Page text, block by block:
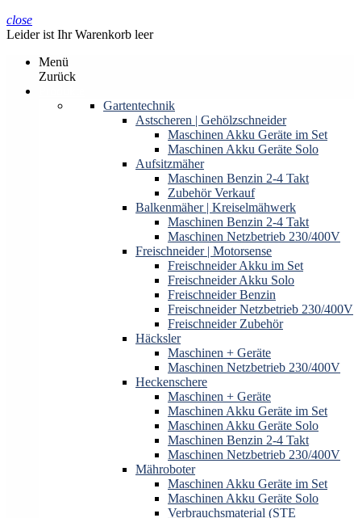
close
Leider ist Ihr Warenkorb leer
Menü
Zurück
Gartentechnik
Astscheren | Gehölzschneider
Maschinen Akku Geräte im Set
Maschinen Akku Geräte Solo
Aufsitzmäher
Maschinen Benzin 2-4 Takt
Zubehör Verkauf
Balkenmäher | Kreiselmähwerk
Maschinen Benzin 2-4 Takt
Maschinen Netzbetrieb 230/400V
Freischneider | Motorsense
Freischneider Akku im Set
Freischneider Akku Solo
Freischneider Benzin
Freischneider Netzbetrieb 230/400V
Freischneider Zubehör
Häcksler
Maschinen + Geräte
Maschinen Netzbetrieb 230/400V
Heckenschere
Maschinen + Geräte
Maschinen Akku Geräte im Set
Maschinen Akku Geräte Solo
Maschinen Benzin 2-4 Takt
Maschinen Netzbetrieb 230/400V
Mähroboter
Maschinen Akku Geräte im Set
Maschinen Akku Geräte Solo
Verbrauchsmaterial (STE